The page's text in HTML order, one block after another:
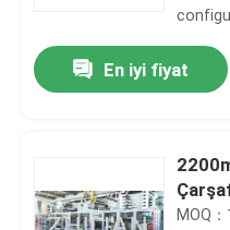
En iyi fiyat
MOQ